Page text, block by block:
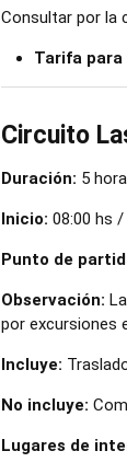
Consultar por la
Tarifa para
Circuito
Duración: 5
Inicio: 08:00 hs /
Punto de
Observación:
por excursiones
Incluye:
No incluye:
Lugares de